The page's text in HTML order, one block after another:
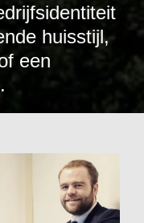
huisstijl,
een